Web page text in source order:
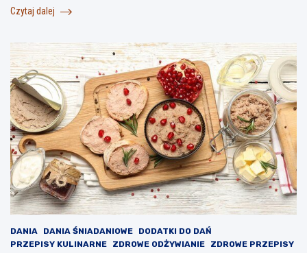
Czytaj dalej
DANIA DANIA ŚNIADANIOWE
DODATKI DO DAŃ
PRZEPISY KULINARNE
ZDROWE ODŻYWIANIE ZDROWE PRZEPISY